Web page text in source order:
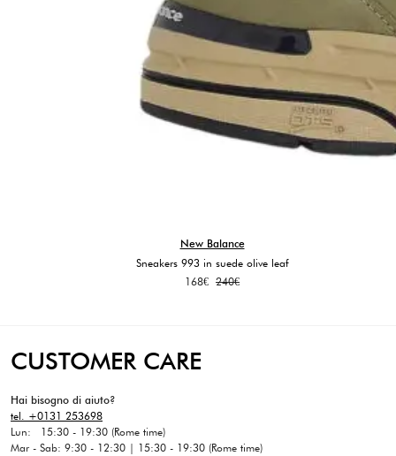
New Balance
Sneakers 993 in suede olive leaf
240€
Il168€
Il
CUSTOMER CARE
Hai bisogno di aiuto?
tel. +0131 253698
Lun: 15:30 - 19:30 (Rome time)
Mar - Sab: 9:30 - 12:30 | 15:30 - 19:30 (Rome time)